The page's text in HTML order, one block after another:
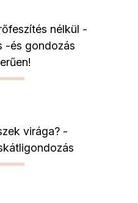
nélkül -
-és gondozás
virága? -